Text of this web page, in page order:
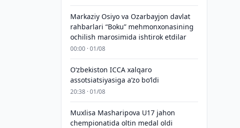
Markaziy Osiyo va Ozarbayjon davlat
rahbarlari “Boku” mehmonxonasining
ochilish marosimida ishtirok etdilar
00:00 · 01/08
O‘zbekiston ICCA xalqaro
assotsiatsiyasiga aʼzo bo‘ldi
20:38 · 01/08
Muxlisa Masharipova U17 jahon
chempionatida oltin medal oldi